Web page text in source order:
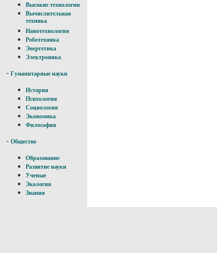
Высокие технологии
Вычислительная
техника
Нанотехнология
Роботехника
Энергетика
Электроника
- Гуманитарные науки
История
Психология
Социология
Экономика
Философия
- Общество
Образование
Развитие науки
Ученые
Экология
Знания